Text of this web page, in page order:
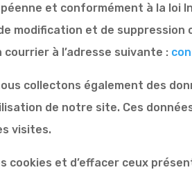
et conformément à la loi
modification et de
à l’adresse suivante :
collectons également des
de notre site. Ces
visites.
et d’effacer ceux